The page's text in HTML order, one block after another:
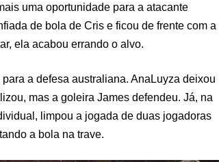
uma oportunidade para a atacante
de bola de Cris e ficou de frente com a
ela acabou errando o alvo.
a defesa australiana. AnaLuyza deixou
mas a goleira James defendeu. Já, na
limpou a jogada de duas jogadoras
a bola na trave.